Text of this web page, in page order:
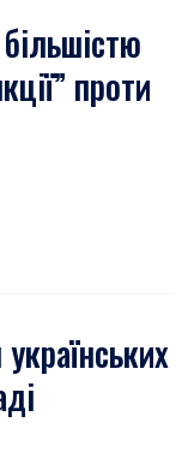
проти